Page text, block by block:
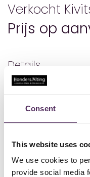
Consent
This website uses
We use cookies to
provide social media
Verkocht
Prijs op
Details
Status
Bouwjaar
Woonoppervlakte
Perceeloppervlakte
Inhoud
Aantal slaapkamers